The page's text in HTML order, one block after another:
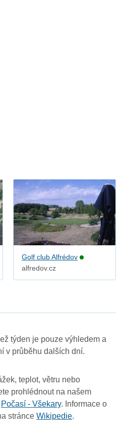
Golf club Alfrédov
alfredov.cz
týden je pouze výhledem a
v průběhu dalších dní.
teplot, větru nebo
prohlédnout na našem
Počasí - Všekary. Informace o
stránce Wikipedie.